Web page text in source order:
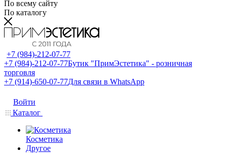
По всему сайту
По каталогу
+7 (984)-212-07-77
+7 (984)-212-07-77Бутик "ПримЭстетика" - розничная
торговля
+7 (914)-650-07-77Для связи в WhatsApp
Войти
Каталог
Косметика
Другое